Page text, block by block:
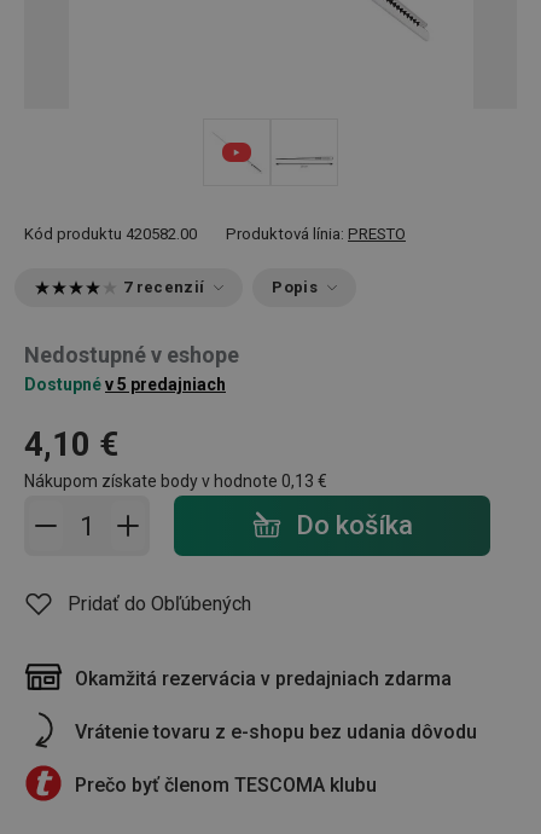
Kód produktu 420582.00 Produktová línia: PRESTO
7 recenzií Popis
Nedostupné v eshope
Dostupnév 5 predajniach
4,10 €
Nákupom získate body v hodnote 0,13 €
Pridať do košíka - počet Do košíka
Pridať do Obľúbených
Okamžitá rezervácia v predajniach zdarma
Vrátenie tovaru z e-shopu bez udania dôvodu
Prečo byť členom TESCOMA klubu